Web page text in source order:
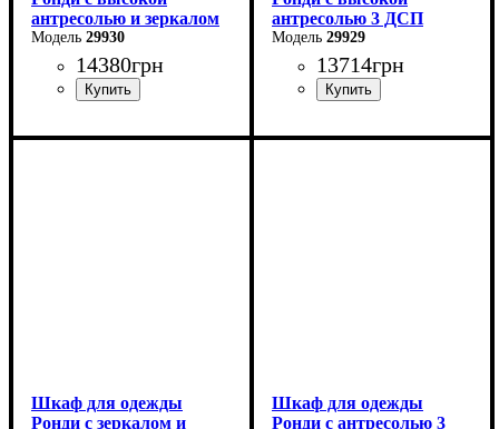
антресолью и зеркалом
3 ДСП 29930
14380грн
Ширина: 121 см
антресолью 3 ДСП
29929
13714грн
Ширина: 121 см
Шкаф для одежды
Ронди с зеркалом и
Шкаф для одежды
Ронди с антресолью 3